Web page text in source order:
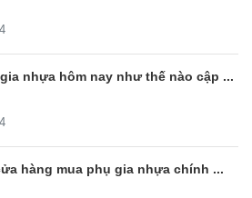
nhựa hôm nay như thế nào cập ...
hàng mua phụ gia nhựa chính ...